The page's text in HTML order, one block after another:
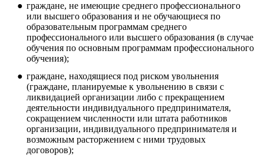
граждане, не имеющие среднего профессионального
или высшего образования и не обучающиеся по
образовательным программам среднего
профессионального или высшего образования (в случае
обучения по основным программам профессионального
обучения);
граждане, находящиеся под риском увольнения
(граждане, планируемые к увольнению в связи с
ликвидацией организации либо с прекращением
деятельности индивидуального предпринимателя,
сокращением численности или штата работников
организации, индивидуального предпринимателя и
возможным расторжением с ними трудовых
договоров);